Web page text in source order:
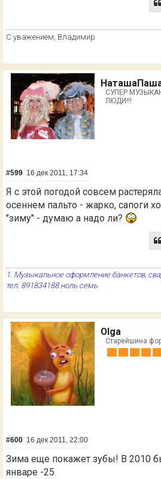
С уважением, Владимир
СУПЕР
ЛЮДИ!!!
#599 16 дек 2011, 17:34
Я с этой погодой совсем
осеннем пальто - жарко, сапоги
"зиму" - думаю а надо ли?
1. Музыкальное оформление банкетов,
тел. 891834188 ноль семь
Olga
Старейшина
#600 16 дек 2011, 22:00
Зима еще покажет зубы! В 2010
январе -25